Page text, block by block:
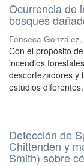
Ocurrencia de
bosques
Fonseca
Con el propósito
incendios
descortezadores y
estudios
Detección de
Chittenden y
Smith) sobre